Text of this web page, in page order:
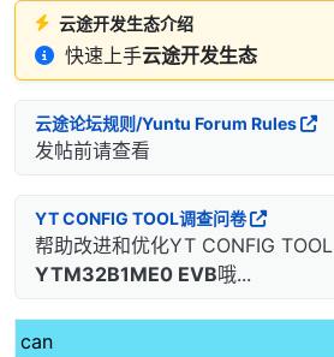
云途开发生态介绍
快速上手云途开发生态
云途论坛规则/Yuntu Forum Rules
发帖前请查看
YT CONFIG TOOL调查问卷
帮助改进和优化YT CONFIG
YTM32B1ME0 EVB哦...
can